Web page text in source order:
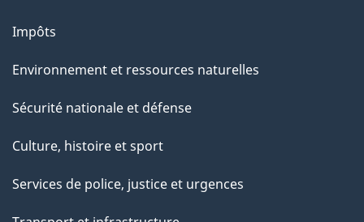
Impôts
Environnement et ressources naturelles
Sécurité nationale et défense
Culture, histoire et sport
Services de police, justice et urgences